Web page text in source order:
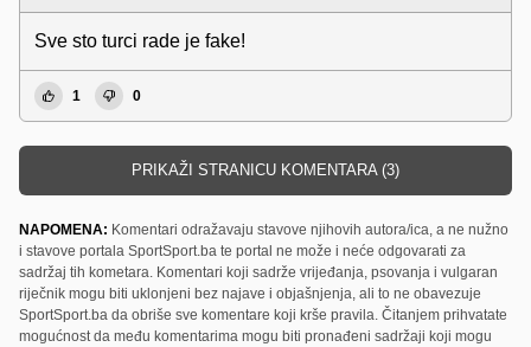
Sve sto turci rade je fake!
1 0
PRIKAŽI STRANICU KOMENTARA (3)
NAPOMENA: Komentari odražavaju stavove njihovih autora/ica, a ne nužno
i stavove portala SportSport.ba te portal ne može i neće odgovarati za
sadržaj tih kometara. Komentari koji sadrže vrijeđanja, psovanja i vulgaran
riječnik mogu biti uklonjeni bez najave i objašnjenja, ali to ne obavezuje
SportSport.ba da obriše sve komentare koji krše pravila. Čitanjem prihvatate
mogućnost da među komentarima mogu biti pronađeni sadržaji koji mogu